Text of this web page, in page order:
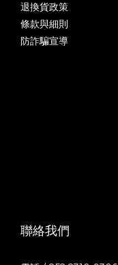
退換貨政策
條款與細則
防詐騙宣導
聯絡我們